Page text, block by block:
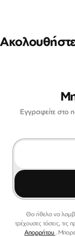
Εγγραφείτε στο
Θα ήθελα να
τρέχουσες τάσεις,
Απορρήτου .